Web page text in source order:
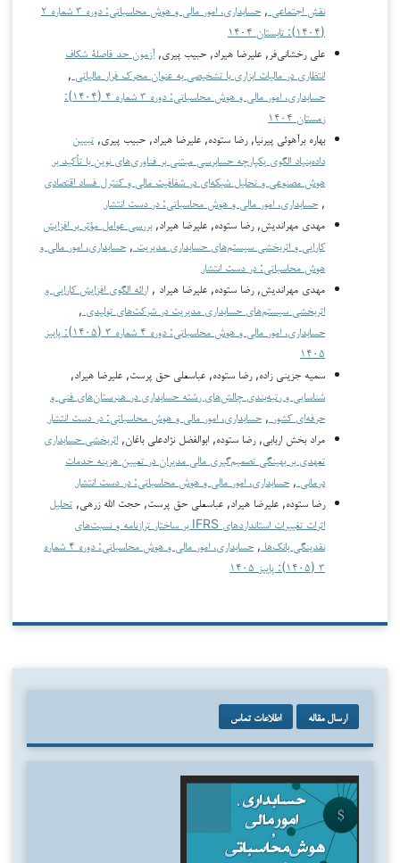
نقش اجتماعی ,
حسابداری، امور مالی و هوش محاسباتی: دوره ۳ شماره ۲
(۱۴۰۴): تابستان ۱۴۰۴
علی رخشانی‌فر, علیرضا هیراد, حبیب پیری,آزمون حد فاصلۀ شکاف
انتظاری در مالیات ابزاری با تشخیصی به عنوان محرک فرار مالیاتی ,
حسابداری، امور مالی و هوش محاسباتی: دوره ۳ شماره ۴ (۱۴۰۴):
زمستان ۱۴۰۴
بهاره برآهوئی پیرنیا, رضا ستوده, علیرضا هیراد, حبیب پیری, تبیین
داده‌بنیاد الگوی یکپارچه حسابرسی مبتنی بر فناوری‌های نوین با تأکید بر
هوش مصنوعی و تحلیل شبکه‌ای در شفافیت مالی و کنترل فساد اقتصادی
, حسابداری، امور مالی و هوش محاسباتی: در دست انتشار
مهدي مهراندیش, رضا ستوده, علیرضا هیراد,بررسی عوامل مؤثر بر افزایش
کارایی و اثربخشی سیستم‌های حسابداری مدیریت , حسابداری، امور مالی و
هوش محاسباتی: در دست انتشار
مهدي مهراندیش, رضا ستوده, علیرضا هیراد , ارائه الگوی افزایش کارایی و
اثربخشی سیستم‌های حسابداری مدیریت در شرکت‌های تولیدی ,
حسابداری، امور مالی و هوش محاسباتی: دوره ۴ شماره ۳ (۱۴۰۵): پاییز
۱۴۰۵
سمیه جزینی زاده, رضا ستوده, عباسعلی حق پرست, علیرضا هیراد,
شناسایی و رتبه‌بندی چالش‌های رشته حسابداری در هنرستان‌های فنی و
حرفه‌ای کشور , حسابداری، امور مالی و هوش محاسباتی: در دست انتشار
مراد بخش اربابی, رضا ستوده, ابوالفضل نژادعلی باغان, اثربخشی حسابداری
تعهدی بر بهینگی تصمیم‌گیری مالی مدیران در تعیین هزینه خدمات
درمانی , حسابداری، امور مالی و هوش محاسباتی: در دست انتشار
رضا ستوده, علیرضا هیراد, عباسعلی حق پرست, حجت الله زرهی, تحلیل
اثرات تغییرات استانداردهای IFRS بر ساختار ترازنامه و نسبت‌های
نقدینگی بانک‌ها ,
حسابداری، امور مالی و هوش محاسباتی: دوره ۴ شماره
۳ (۱۴۰۵): پاییز ۱۴۰۵
ارسال مقاله اطلاعات تماس